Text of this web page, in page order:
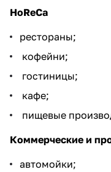
HoReCa
рестораны;
кофейни;
гостиницы;
кафе;
пищевые
Коммерческие и
автомойки;